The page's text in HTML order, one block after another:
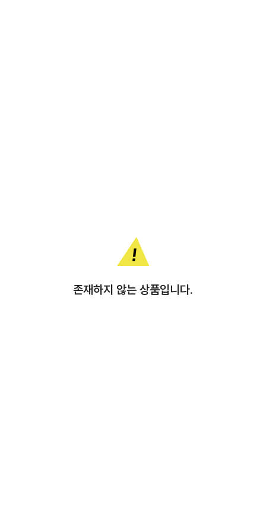
존재하지 않는 상품입니다.